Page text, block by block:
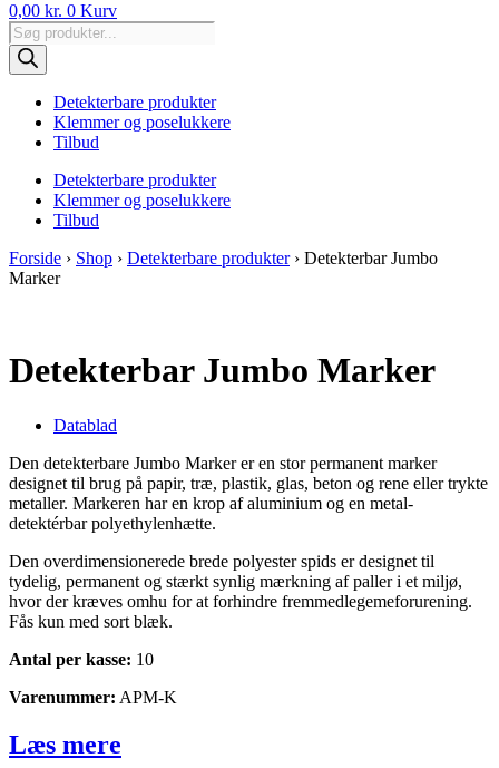
0,00 kr. 0 Kurv
Products
search
Detekterbare produkter
Klemmer og poselukkere
Tilbud
Detekterbare produkter
Klemmer og poselukkere
Tilbud
Forside › Shop › Detekterbare produkter› Detekterbar Jumbo
Marker
Detekterbar Jumbo Marker
Datablad
Den detekterbare Jumbo Marker er en stor permanent marker
designet til brug på papir, træ, plastik, glas, beton og rene eller trykte
metaller. Markeren har en krop af aluminium og en metal-
detektérbar polyethylenhætte.
Den overdimensionerede brede polyester spids er designet til
tydelig, permanent og stærkt synlig mærkning af paller i et miljø,
hvor der kræves omhu for at forhindre fremmedlegemeforurening.
Fås kun med sort blæk.
Antal per kasse: 10
Varenummer: APM-K
Læs mere